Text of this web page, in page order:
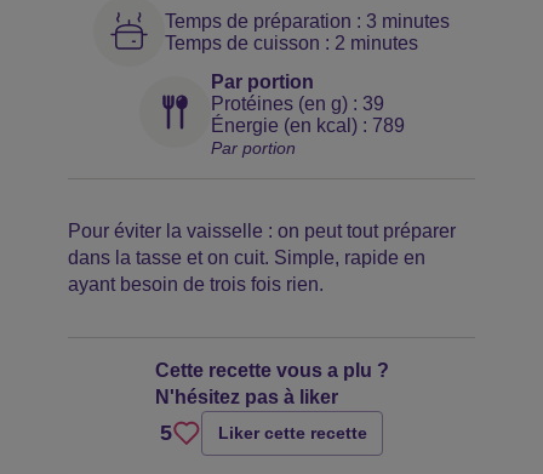
Temps de préparation : 3 minutes
Temps de cuisson : 2 minutes
Par portion
Protéines (en g) : 39
Énergie (en kcal) : 789
Par portion
Pour éviter la vaisselle : on peut tout préparer
dans la tasse et on cuit. Simple, rapide en
ayant besoin de trois fois rien.
Cette recette vous a plu ?
N'hésitez pas à liker
5 Liker cette recette